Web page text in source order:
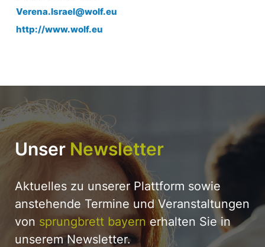
Verena.Israel@wolf.eu
http://www.wolf.eu
Unser Newsletter
Aktuelles zu unserer Plattform sowie
anstehende Termine und Veranstaltungen
von sprungbrett bayernerhalten Sie in
unserem Newsletter.